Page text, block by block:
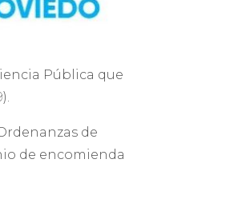
Pública que
de
de encomienda